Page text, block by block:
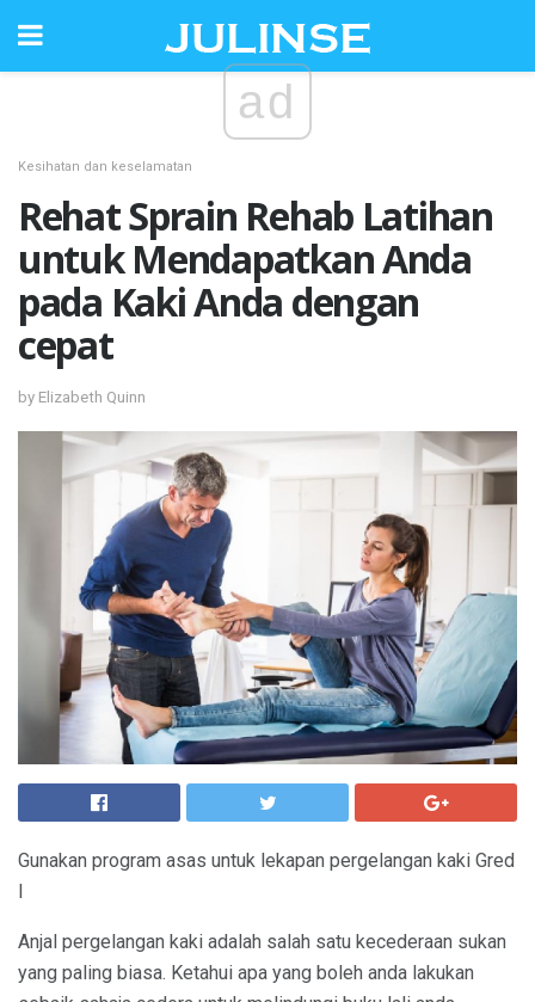
ad
Kesihatan dan keselamatan
Rehat Sprain Rehab Latihan
untuk Mendapatkan Anda
pada Kaki Anda dengan
cepat
by Elizabeth Quinn
Gunakan program asas untuk lekapan pergelangan kaki Gred
I
Anjal pergelangan kaki adalah salah satu kecederaan sukan
yang paling biasa. Ketahui apa yang boleh anda lakukan